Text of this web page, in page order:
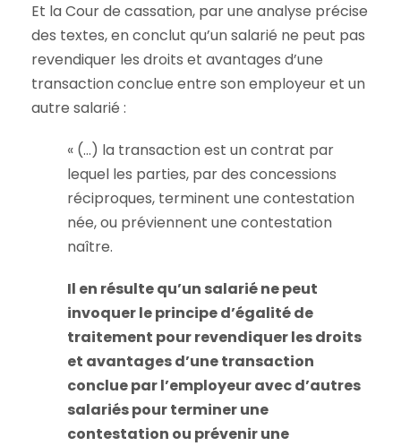
Et la Cour de cassation, par une analyse précise
des textes, en conclut qu’un salarié ne peut pas
revendiquer les droits et avantages d’une
transaction conclue entre son employeur et un
autre salarié :
« (…) la transaction est un contrat par
lequel les parties, par des concessions
réciproques, terminent une contestation
née, ou préviennent une contestation
naître.
Il en résulte qu’un salarié ne peut
invoquer le principe d’égalité de
traitement pour revendiquer les droits
et avantages d’une transaction
conclue par l’employeur avec d’autres
salariés pour terminer une
contestation ou prévenir une